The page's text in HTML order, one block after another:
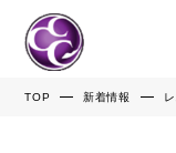
TOP 新着情報